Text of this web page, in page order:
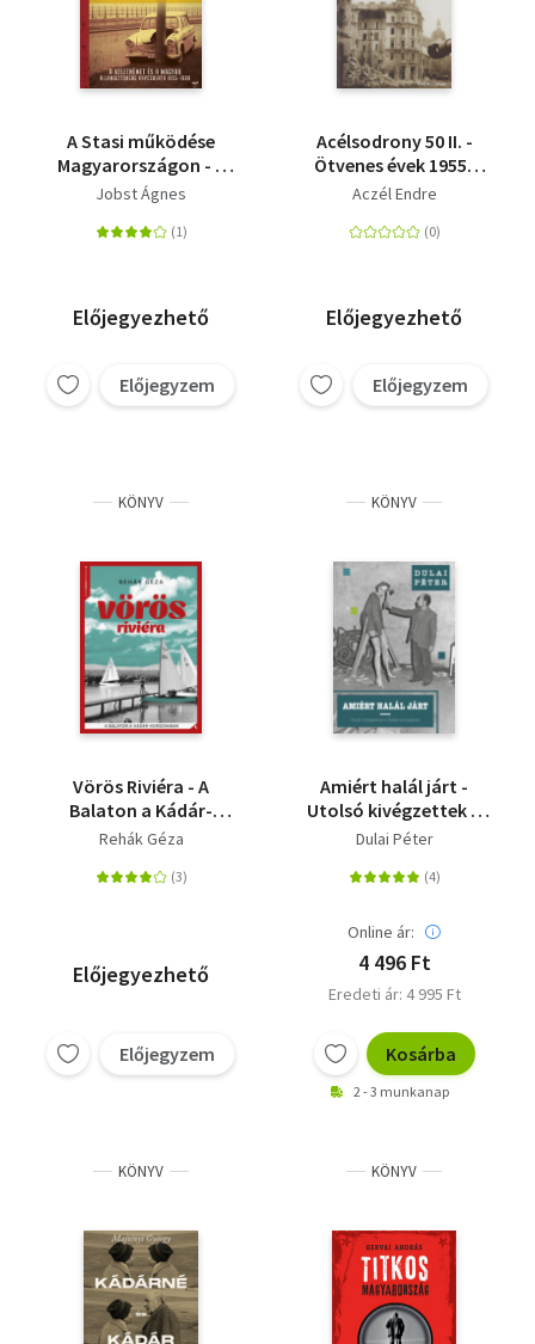
A Stasi működése
Magyarországon - A
keletnémet és a
állambiztonság
Jobst Ágnes
Előjegyezhető
Előjegyzem
Acélsodrony 50 II. -
Ötvenes évek 1955-
1957
Aczél Endre
Előjegyezhető
Előjegyzem
KÖNYV
Vörös Riviéra - A
Balaton a Kádár-
korszakban
Rehák Géza
Előjegyezhető
Előjegyzem
KÖNYV
Amiért halál járt -
Utolsó kivégzettek a
Kádár-korszakban
Dulai Péter
Online ár:
4 496 Ft
Eredeti ár: 4 995 Ft
Kosárba
2 - 3 munkanap
KÖNYV KÖNYV